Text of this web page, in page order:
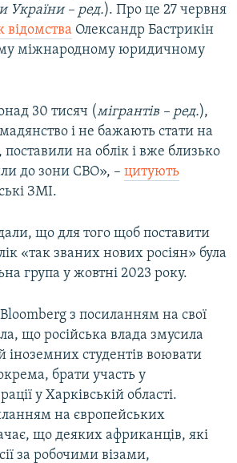
України – ред.). Про це 27 червня
відомства Олександр Бастрикін
міжнародному юридичному
30 тисяч (мігрантів – ред.),
і не бажають стати на
поставили на облік і вже близько
до зони СВО», – цитують
ЗМІ.
що для того щоб поставити
«так званих нових росіян» була
група у жовтні 2023 року.
з посиланням на свої
що російська влада змусила
іноземних студентів воювати
брати участь у
у Харківській області.
на європейських
що деяких африканців, які
за робочими візами,